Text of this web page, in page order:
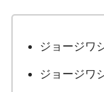
ジョージワ
ジョージワ